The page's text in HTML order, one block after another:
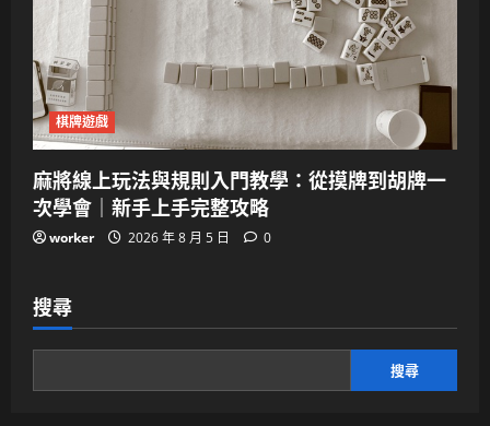
棋牌遊戲
麻將線上玩法與規則入門教學：從摸牌到胡牌一
次學會｜新手上手完整攻略
worker 2026 年 8 月 5 日 0
搜尋
搜尋